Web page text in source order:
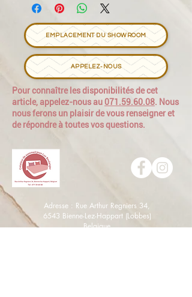
EMPLACEMENT DU SHOWROOM
APPELEZ-NOUS
Pour connaître les disponibilités de cet
article, appelez-nous au071.59.60.08. Nous
nous ferons un plaisir de vous renseigner et
de répondre à toutes vos questions.
Adresse : Rue Arthur Regniers 34,
6543 Bienne-Lez-Happart (Lobbes)
Belgique